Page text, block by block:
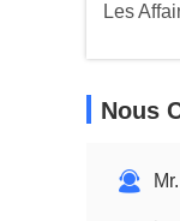
Les
Nous